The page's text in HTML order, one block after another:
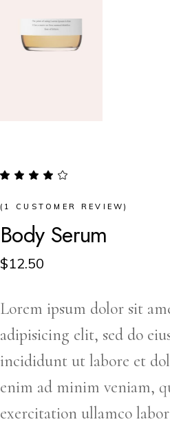
( 1 CUSTOMER REVIEW)
Body Serum
$12.50
Lorem ipsum dolor sit
adipisicing elit, sed do
incididunt ut labore et
enim ad minim veniam,
exercitation ullamco